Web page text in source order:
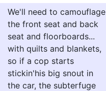
We'll need to camouflage
the front seat and back
seat and floorboards...
with quilts and blankets,
so if a cop starts
stickin'his big snout in
the car, the subterfuge